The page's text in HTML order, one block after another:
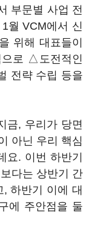
부문별 사업 전
월 VCM에서 신
위해 대표들이
으로 △도전적인
전략 수립 등을
금, 우리가 당면
아닌 우리 핵심
요. 이번 하반기
다는 상반기 간
하반기 이에 대
에 주안점을 둘